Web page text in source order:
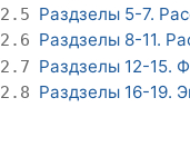
2.5 Раздзелы 5-7.
2.6 Раздзелы 8-11.
2.7 Раздзелы 12-15.
2.8 Раздзелы 16-19.